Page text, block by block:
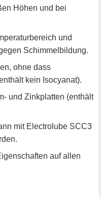
Höhen und bei
und
Schimmelbildung.
ohne dass
kein Isocyanat).
und Zinkplatten (enthält
mit Electrolube SCC3
auf allen